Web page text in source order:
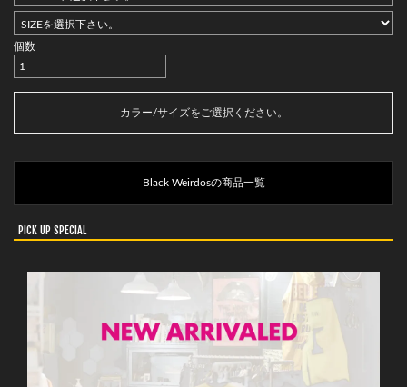
個数
カートに入れる
カラー/サイズをご選択ください。
Black Weirdosの商品一覧
PICK UP SPECIAL